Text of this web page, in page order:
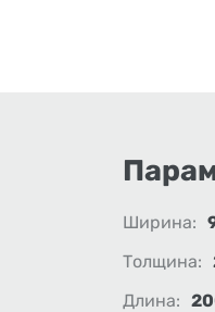
Ширина:
Толщина:
Длина: